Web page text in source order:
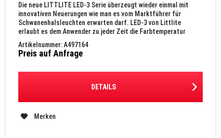
Die neue LITTLITE LED-3 Serie überzeugt wieder einmal mit
innovativen Neuerungen wie man es vom Marktführer für
Schwanenhalsleuchten erwarten darf. LED-3 von Littlite
erlaubt es dem Anwender zu jeder Zeit die Farbtemperatur
seiner...
Artikelnummer: A497164
Preis auf Anfrage
DETAILS
Merken